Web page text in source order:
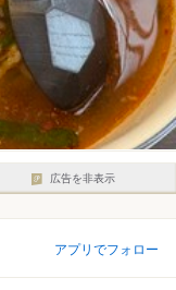
広告を非表示
アプリでフォロー